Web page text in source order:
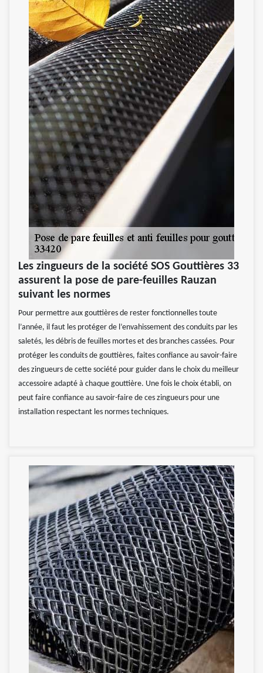
Les zingueurs de la société SOS Gouttières 33
assurent la pose de pare-feuilles Rauzan
suivant les normes
Pour permettre aux gouttières de rester fonctionnelles toute
l’année, il faut les protéger de l’envahissement des conduits par les
saletés, les débris de feuilles mortes et des branches cassées. Pour
protéger les conduits de gouttières, faites confiance au savoir-faire
des zingueurs de cette société pour guider dans le choix du meilleur
accessoire adapté à chaque gouttière. Une fois le choix établi, on
peut faire confiance au savoir-faire de ces zingueurs pour une
installation respectant les normes techniques.